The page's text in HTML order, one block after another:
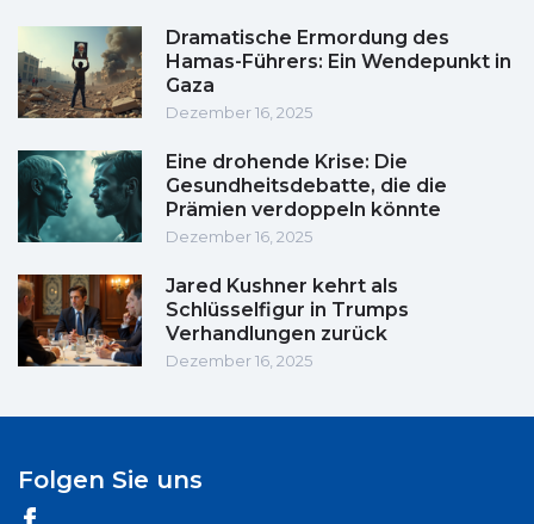
Dramatische Ermordung des
Hamas-Führers: Ein Wendepunkt in
Gaza
Dezember 16, 2025
Eine drohende Krise: Die
Gesundheitsdebatte, die die
Prämien verdoppeln könnte
Dezember 16, 2025
Jared Kushner kehrt als
Schlüsselfigur in Trumps
Verhandlungen zurück
Dezember 16, 2025
Folgen Sie uns